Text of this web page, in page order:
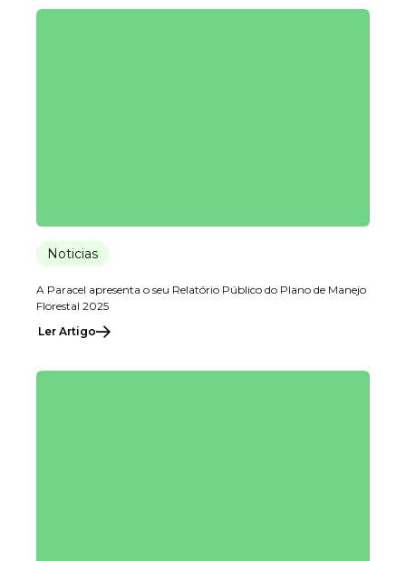
Noticias
A Paracel apresenta o seu Relatório Público do Plano de Manejo
Florestal 2025
Ler Artigo